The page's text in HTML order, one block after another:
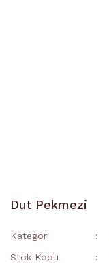
Dut Pekmezi
Kategori
Stok Kodu